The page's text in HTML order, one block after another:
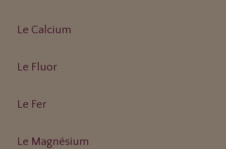
Le Calcium
Le Fluor
Le Fer
Le Magnésium